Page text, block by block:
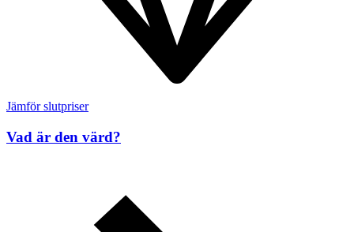
Jämför slutpriser
Vad är den värd?